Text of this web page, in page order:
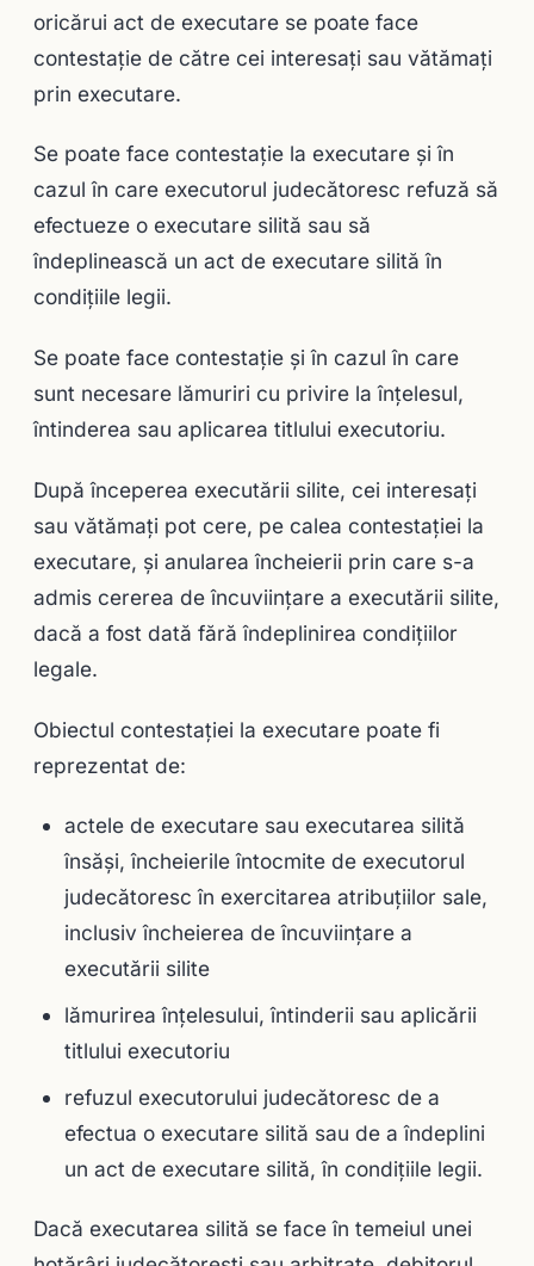
oricărui act de executare se poate face
contestaţie de către cei interesaţi sau vătămaţi
prin executare.
Se poate face contestaţie la executare şi în
cazul în care executorul judecătoresc refuză să
efectueze o executare silită sau să
îndeplinească un act de executare silită în
condiţiile legii.
Se poate face contestaţie şi în cazul în care
sunt necesare lămuriri cu privire la înţelesul,
întinderea sau aplicarea titlului executoriu.
După începerea executării silite, cei interesaţi
sau vătămaţi pot cere, pe calea contestaţiei la
executare, şi anularea încheierii prin care s-a
admis cererea de încuviinţare a executării silite,
dacă a fost dată fără îndeplinirea condiţiilor
legale.
Obiectul contestaţiei la executare poate fi
reprezentat de:
actele de executare sau executarea silită
însăşi, încheierile întocmite de executorul
judecătoresc în exercitarea atribuţiilor sale,
inclusiv încheierea de încuviinţare a
executării silite
lămurirea înţelesului, întinderii sau aplicării
titlului executoriu
refuzul executorului judecătoresc de a
efectua o executare silită sau de a îndeplini
un act de executare silită, în condiţiile legii.
Dacă executarea silită se face în temeiul unei